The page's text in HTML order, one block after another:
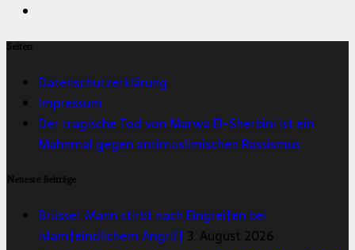
Seiten
Datenschutzerklärung
Impressum
Der tragische Tod von Marwa El-Sherbini ist ein
Mahnmal gegen antimuslimischen Rassismus
Neueste Beiträge
Brüssel: Mann stirbt nach Eingreifen bei
islamfeindlichem Angriff3. August 2026